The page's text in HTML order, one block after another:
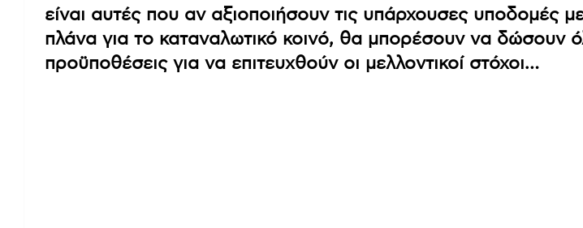
είναι αυτές που αν αξιοποιήσουν τις υπάρχουσες υποδομές
πλάνα για το καταναλωτικό κοινό, θα μπορέσουν να δώσουν
προϋποθέσεις για να επιτευχθούν οι μελλοντικοί στόχοι…